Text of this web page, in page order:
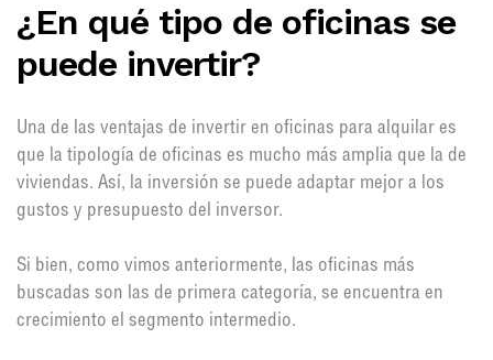
¿En qué tipo de oficinas se
puede invertir?
Una de las ventajas de invertir en oficinas para alquilar es
que la tipología de oficinas es mucho más amplia que la de
viviendas. Así, la inversión se puede adaptar mejor a los
gustos y presupuesto del inversor.
Si bien, como vimos anteriormente, las oficinas más
buscadas son las de primera categoría, se encuentra en
crecimiento el segmento intermedio.